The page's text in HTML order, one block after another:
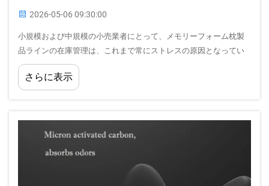
2026-05-06 09:30:00
小規模および中規模の小売業者にとって、メモリーフォーム枕製
品ラインの在庫管理は、これまで常にストレスの原因となってい
ました。最小発注数量は過酷に高く感じられ、納期は予測不能に
延び、消費者の嗜好のわずかな変化ひとつで…
さらに表示